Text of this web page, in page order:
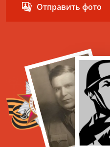
Отправить фото